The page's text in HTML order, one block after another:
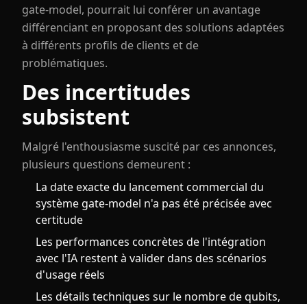
gate-model, pourrait lui conférer un avantage
différenciant en proposant des solutions adaptées
à différents profils de clients et de
problématiques.
Des incertitudes
subsistent
Malgré l'enthousiasme suscité par ces annonces,
plusieurs questions demeurent :
La date exacte du lancement commercial du
système gate-model n'a pas été précisée avec
certitude
Les performances concrètes de l'intégration
avec l'IA restent à valider dans des scénarios
d'usage réels
Les détails techniques sur le nombre de qubits,